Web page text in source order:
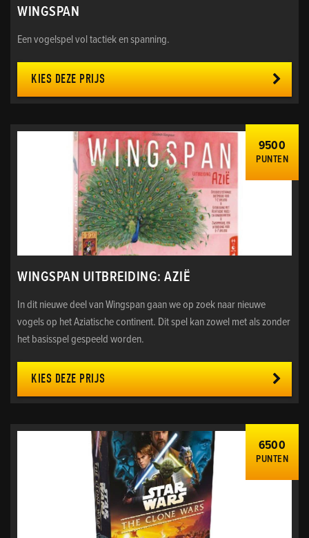
WINGSPAN
Een vogelspel vol tactiek en spanning.
KIES DEZE PRIJS
9500
PUNTEN
WINGSPAN UITBREIDING: AZIË
In dit nieuwe deel van Wingspan gaan we op zoek naar nieuwe
vogels op het Aziatische continent. Dit spel kan zowel met als zonder
het basisspel gespeeld worden.
KIES DEZE PRIJS
6500
PUNTEN